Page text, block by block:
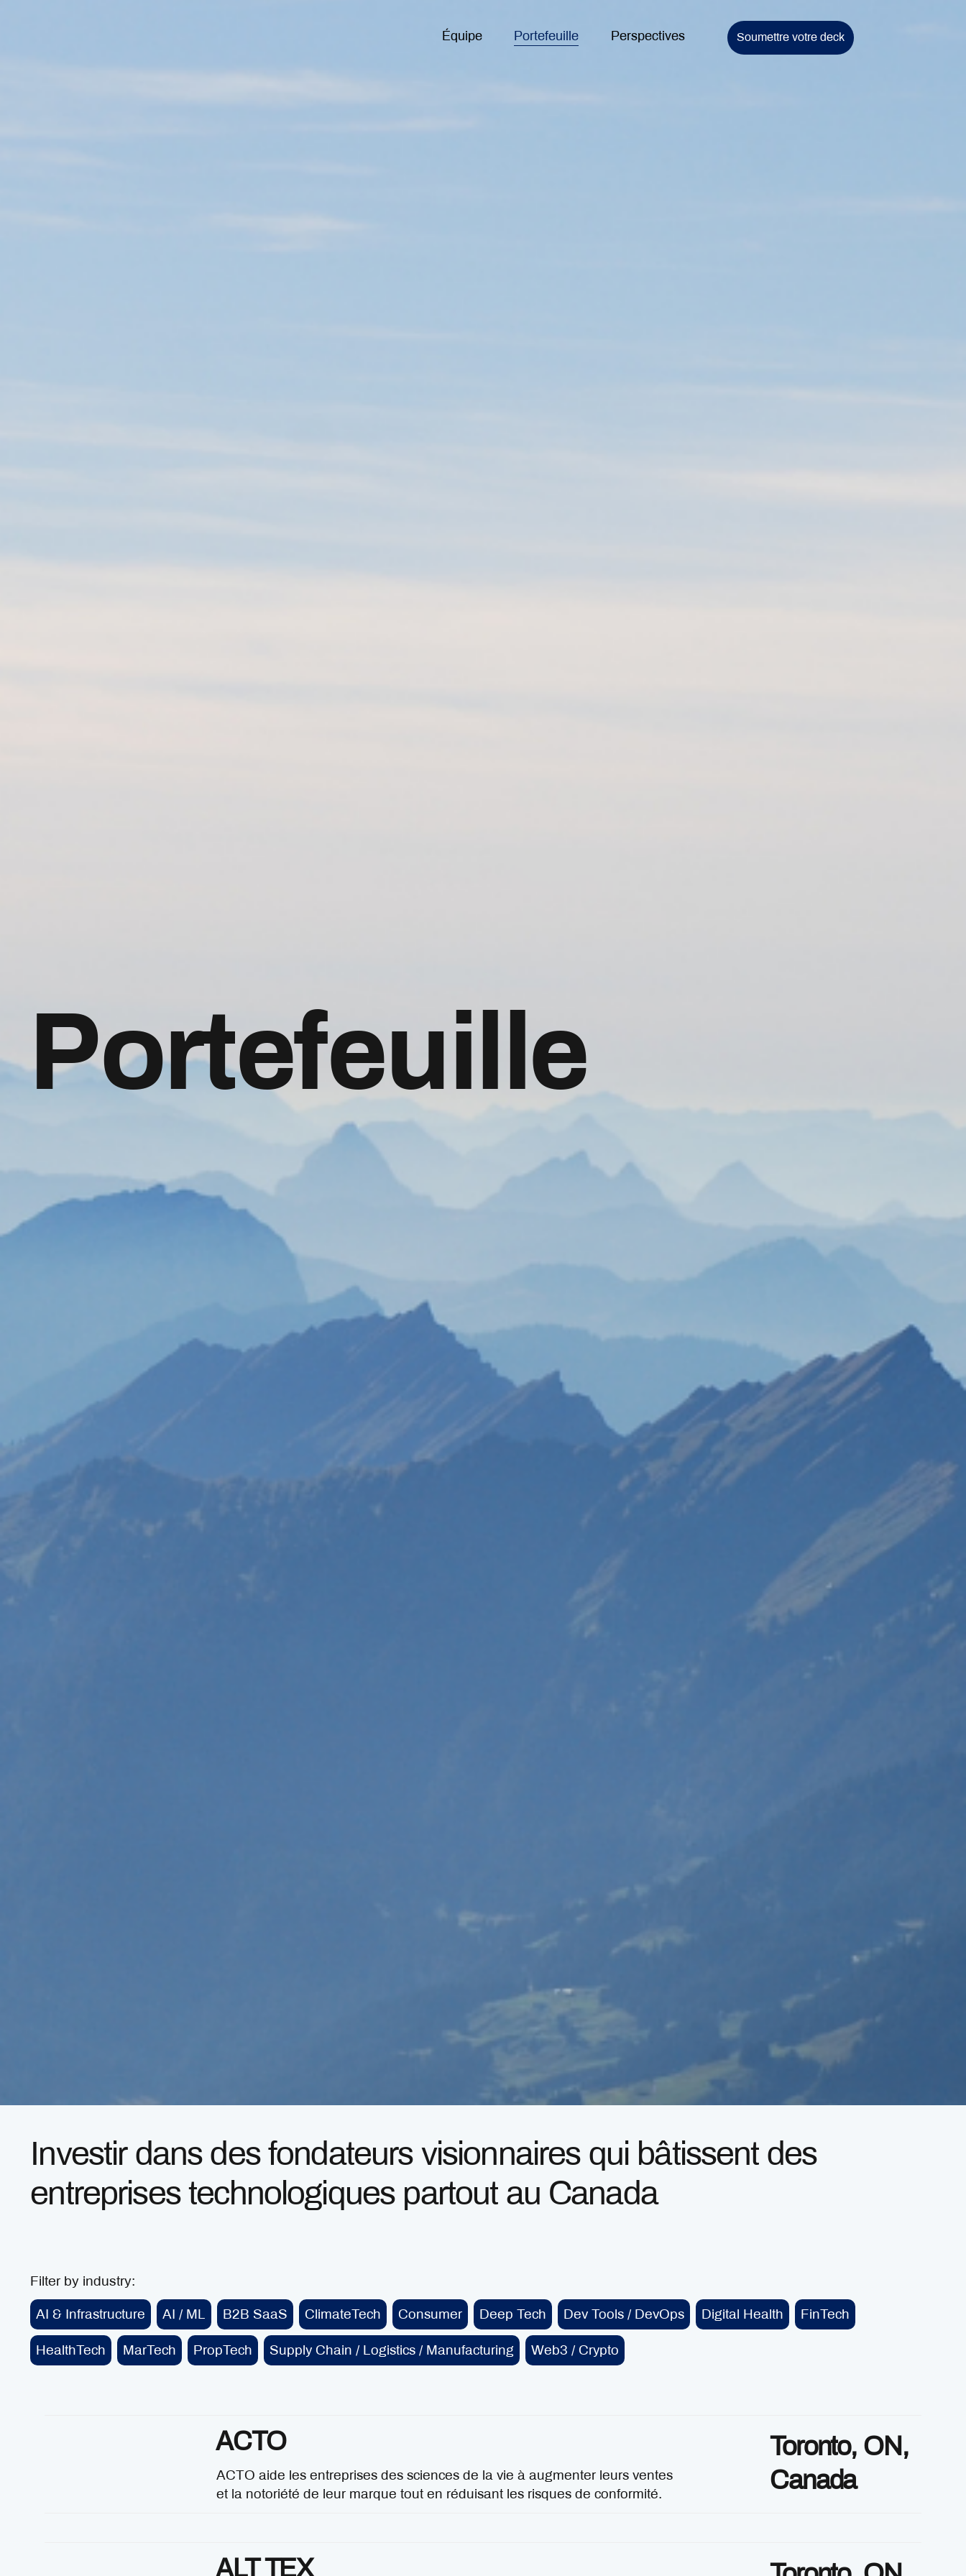
Équipe Portefeuille Perspectives Soumettre votre deck
Portefeuille
Investir dans des fondateurs visionnaires qui bâtissent des
entreprises technologiques partout au Canada
Filter by industry:
AI & Infrastructure AI / ML B2B SaaS ClimateTech Consumer Deep Tech Dev Tools / DevOps Digital Health FinTech
HealthTech MarTech PropTech Supply Chain / Logistics / Manufacturing Web3 / Crypto
ACTO
ACTO aide les entreprises des sciences de la vie à augmenter leurs ventes
et la notoriété de leur marque tout en réduisant les risques de conformité.
Toronto, ON,
Canada
ALT TEX